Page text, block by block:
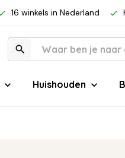
16 winkels in Nederland
Huishouden